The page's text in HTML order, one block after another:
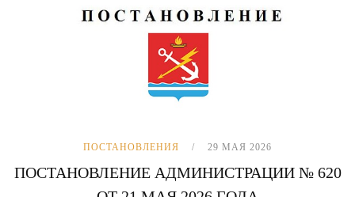
ПОСТАНОВЛЕНИЯ 29 МАЯ 2026
ПОСТАНОВЛЕНИЕ АДМИНИСТРАЦИИ № 620